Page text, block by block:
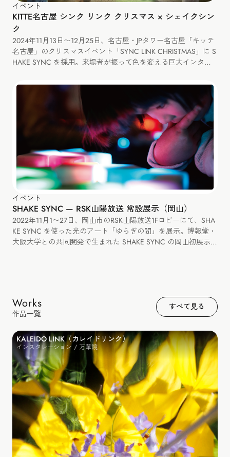
イベント
KITTE名古屋 シンク リンク クリスマス × シェイクシン
ク
2024年11月13日〜12月25日、名古屋・JPタワー名古屋「キッテ
名古屋」のクリスマスイベント「SYNC LINK CHRISTMAS」に S
HAKE SYNC を採用。来場者が振って色を変える巨大インタラ
イベント
SHAKE SYNC — RSK山陽放送 常設展示（岡山）
2022年11月1〜27日、岡山市のRSK山陽放送1Fロビーにて、SHA
KE SYNC を使った光のアート「ゆらぎの間」を展示。博報堂・
大阪大学との共同開発で生まれた SHAKE SYNC の岡山初展示と
Works
作品一覧
すべて見る
KALEIDO LINK（カレイドリンク）
インスタレーション / 万華鏡